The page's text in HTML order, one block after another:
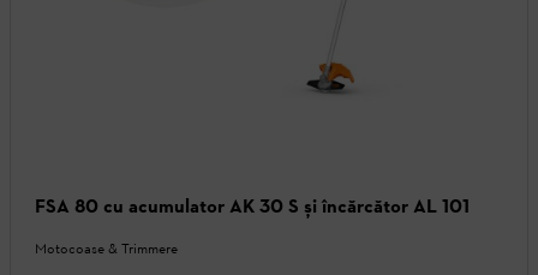
FSA 80 cu acumulator AK 30 S și încărcător AL 101
Motocoase & Trimmere